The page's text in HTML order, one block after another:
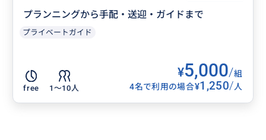
プランニングから手配・送迎・ガイドまで
プライベートガイド
free 1〜10人
¥5,000/組
4名で利用の場合¥1,250/人